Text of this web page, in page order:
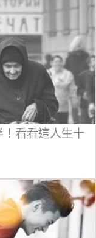
！看看這人生十